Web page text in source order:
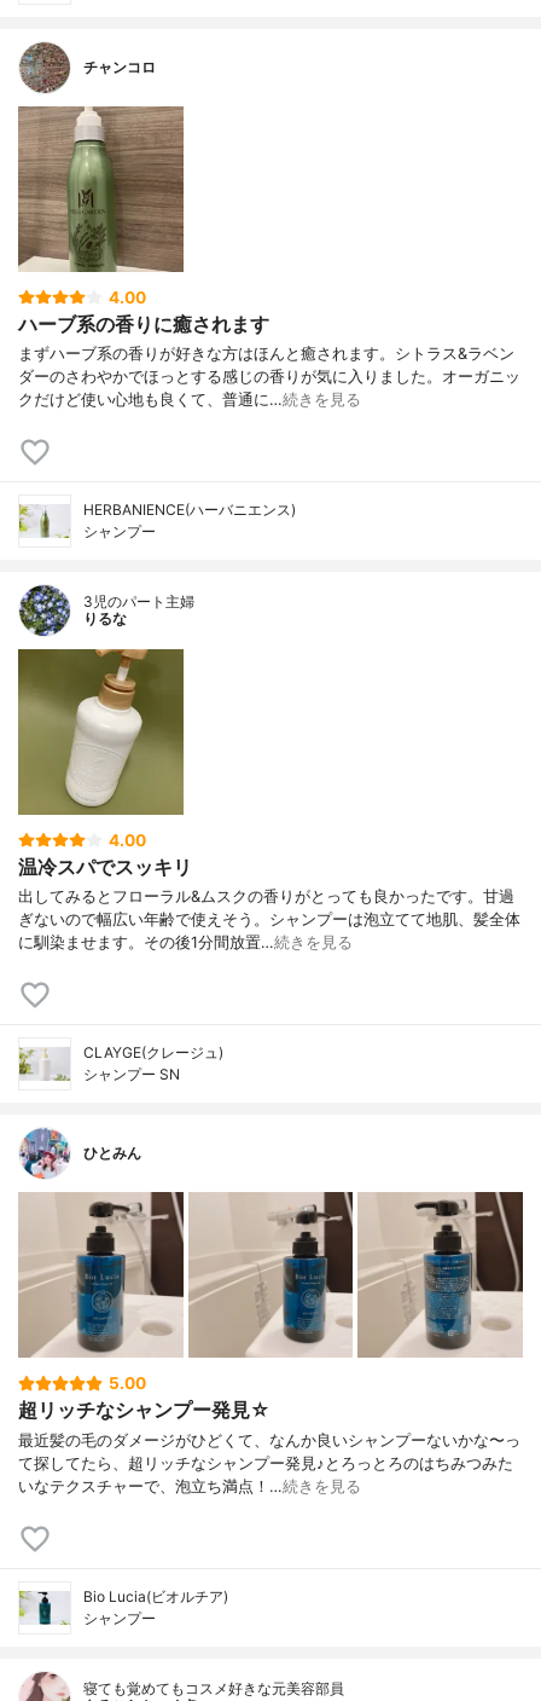
チャンコロ
4.00
ハーブ系の香りに癒されます
まずハーブ系の香りが好きな方はほんと癒されます。シトラス&ラベン
ダーのさわやかでほっとする感じの香りが気に入りました。オーガニッ
クだけど使い心地も良くて、普通に…続きを見る
HERBANIENCE(ハーバニエンス)
シャンプー
3児のパート主婦
りるな
4.00
温冷スパでスッキリ
出してみるとフローラル&ムスクの香りがとっても良かったです。甘過
ぎないので幅広い年齢で使えそう。シャンプーは泡立てて地肌、髪全体
に馴染ませます。その後1分間放置…続きを見る
CLAYGE(クレージュ)
シャンプー SN
ひとみん
5.00
超リッチなシャンプー発見☆
最近髪の毛のダメージがひどくて、なんか良いシャンプーないかな〜っ
て探してたら、超リッチなシャンプー発見♪とろっとろのはちみつみた
いなテクスチャーで、泡立ち満点！…続きを見る
Bio Lucia(ビオルチア)
シャンプー
寝ても覚めてもコスメ好きな元美容部員